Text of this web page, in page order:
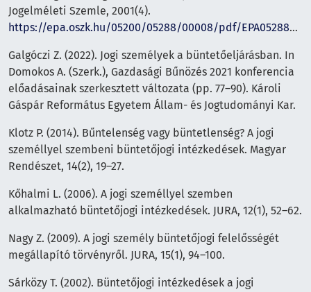
Jogelméleti Szemle, 2001(4).
https://epa.oszk.hu/05200/05288/00008/pdf/EPA05288_jogelmeleti_szemle_2001_4_03.pdf
Galgóczi Z. (2022). Jogi személyek a büntetőeljárásban. In
Domokos A. (Szerk.), Gazdasági Bűnözés 2021 konferencia
előadásainak szerkesztett változata (pp. 77–90). Károli
Gáspár Református Egyetem Állam- és Jogtudományi Kar.
Klotz P. (2014). Bűntelenség vagy büntetlenség? A jogi
személlyel szembeni büntetőjogi intézkedések. Magyar
Rendészet, 14(2), 19–27.
Kőhalmi L. (2006). A jogi személlyel szemben
alkalmazható büntetőjogi intézkedések. JURA, 12(1), 52–62.
Nagy Z. (2009). A jogi személy büntetőjogi felelősségét
megállapító törvényről. JURA, 15(1), 94–100.
Sárközy T. (2002). Büntetőjogi intézkedések a jogi